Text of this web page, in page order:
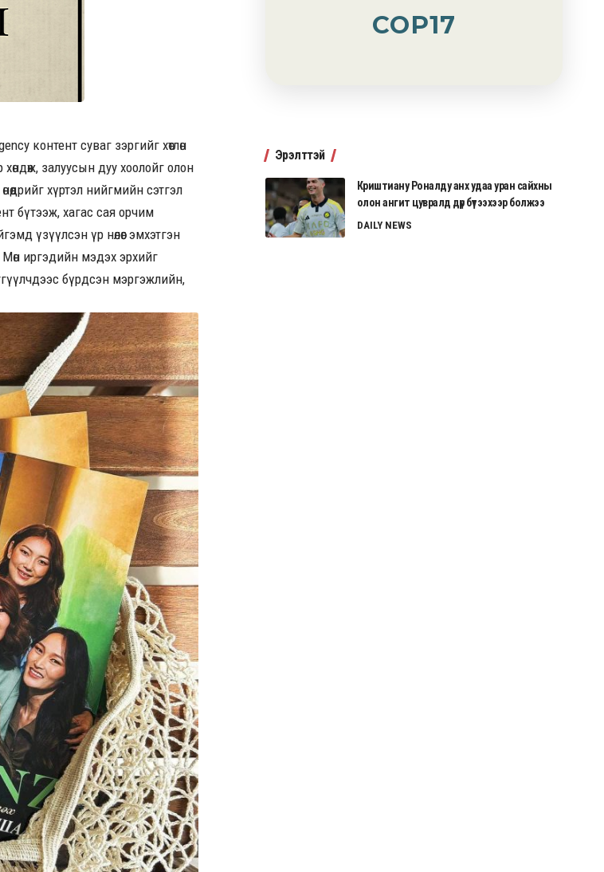
контент суваг зэргийг хөтлөн
залуусын дуу хоолойг олон
хүртэл нийгмийн сэтгэл
бүтээж, хагас сая орчим
үзүүлсэн үр нөлөөг эмхэтгэн
иргэдийн мэдэх эрхийг
бүрдсэн мэргэжлийн,
COP17
Эрэлттэй
Криштиану Роналду анх удаа уран сайхны
олон ангит цувралд дүр бүтээхээр болжээ
DAILY NEWS